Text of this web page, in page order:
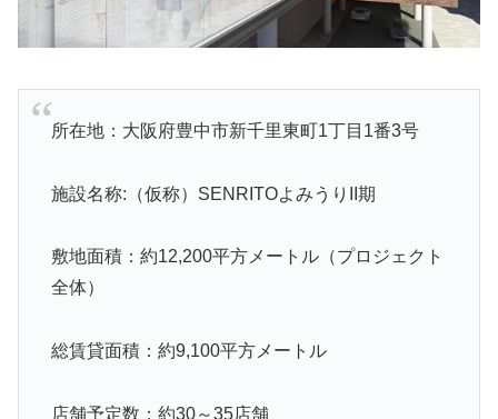
所在地：大阪府豊中市新千里東町1丁目1番3号
施設名称:（仮称）SENRITOよみうりII期
敷地面積：約12,200平方メートル（プロジェクト
全体）
総賃貸面積：約9,100平方メートル
店舗予定数：約30～35店舗